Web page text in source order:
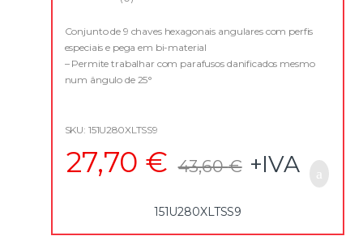
u
o
Conjunto de 9 chaves hexagonais angulares com perfis
especiais e pega em bi-material
– Permite trabalhar com parafusos danificados mesmo
num ângulo de 25°
corrosão
SKU: 151U280XLTSS9
27,70 € 43,60€ +IVA
151U280XLTSS9